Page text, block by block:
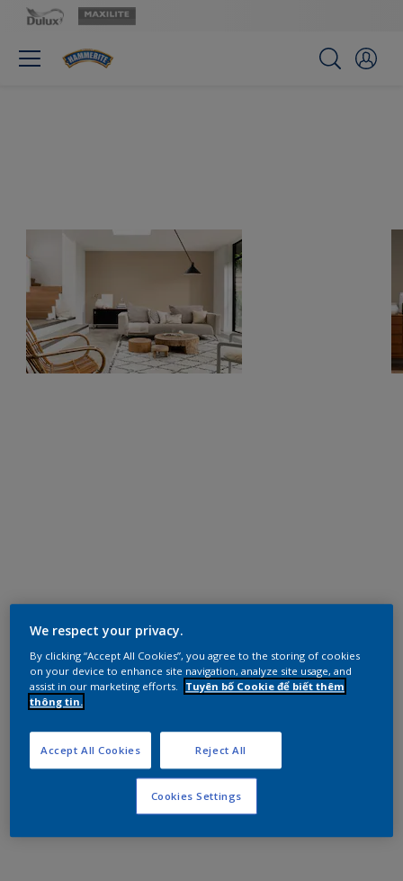
We respect your privacy.
By clicking “Accept All Cookies”, you agree to the storing of cookies
on your device to enhance site navigation, analyze site usage, and
assist in our marketing efforts.
Tuyên bố Cookie để biết thêm
thông tin.
Reject All
Accept All Cookies
Cookies Settings